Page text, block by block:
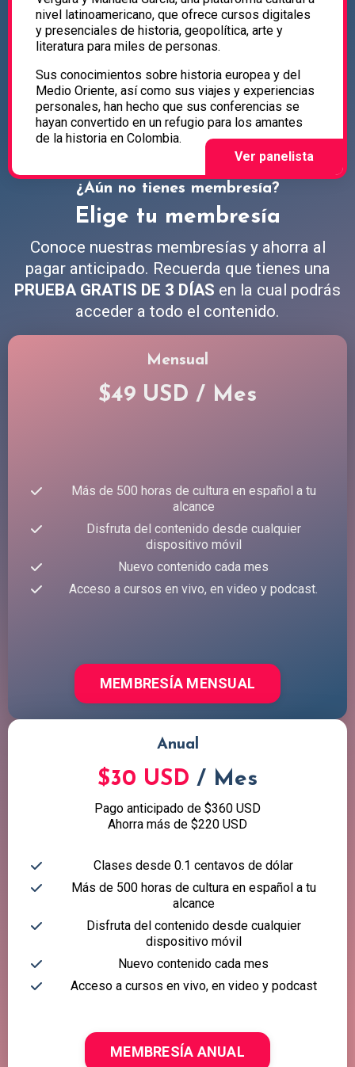
nivel latinoamericano, que ofrece cursos digitales
y presenciales de historia, geopolítica, arte y
literatura para miles de personas.
Sus conocimientos sobre historia europea y del
Medio Oriente, así como sus viajes y experiencias
personales, han hecho que sus conferencias se
hayan convertido en un refugio para los amantes
de la historia en Colombia.
¿Aún no tienes membresía?
Elige tu membresía
Conoce nuestras membresías y ahorra al
pagar anticipado. Recuerda que tienes una
PRUEBA GRATIS DE 3 DÍAS en la cual podrás
acceder a todo el contenido.
Mensual
$49 USD / Mes
Más de 500 horas de cultura en español a tu
alcance
Disfruta del contenido desde cualquier
dispositivo móvil
Nuevo contenido cada mes
Acceso a cursos en vivo, en video y podcast.
MEMBRESÍA MENSUAL
Anual
$30 USD / Mes
Pago anticipado de $360 USD
Ahorra más de $220 USD
Clases desde 0.1 centavos de dólar
Más de 500 horas de cultura en español a tu
alcance
Disfruta del contenido desde cualquier
dispositivo móvil
Nuevo contenido cada mes
Acceso a cursos en vivo, en video y podcast
MEMBRESÍA ANUAL